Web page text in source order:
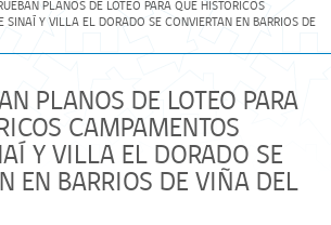
PLANOS DE LOTEO PARA QUE HISTÓRICOS
Y VILLA EL DORADO SE CONVIERTAN EN BARRIOS DE
PLANOS DE LOTEO PARA
CAMPAMENTOS
Y VILLA EL DORADO SE
EN BARRIOS DE VIÑA DEL